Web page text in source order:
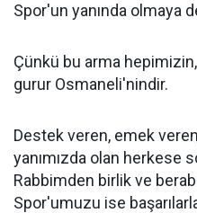
Spor'un yanında olmaya
Çünkü bu arma
gurur Osmaneli'nindir.
Destek veren, emek
yanımızda olan herkese
Rabbimden birlik ve
Spor'umuzu ise